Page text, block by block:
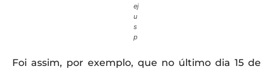
ej
u
s
p
Foi assim, por exemplo, que no último dia 15 de